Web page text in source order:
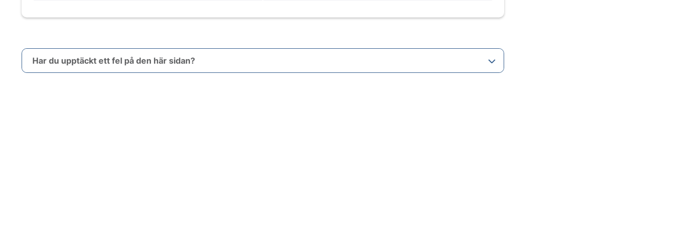
Har du upptäckt ett fel på den här sidan?